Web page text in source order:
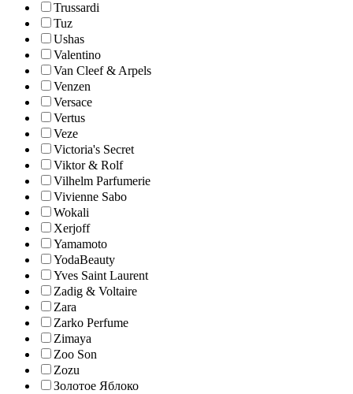
Trussardi
Tuz
Ushas
Valentino
Van Cleef & Arpels
Venzen
Versace
Vertus
Veze
Victoria's Secret
Viktor & Rolf
Vilhelm Parfumerie
Vivienne Sabo
Wokali
Xerjoff
Yamamoto
YodaBeauty
Yves Saint Laurent
Zadig & Voltaire
Zara
Zarko Perfume
Zimaya
Zoo Son
Zozu
Золотое Яблоко